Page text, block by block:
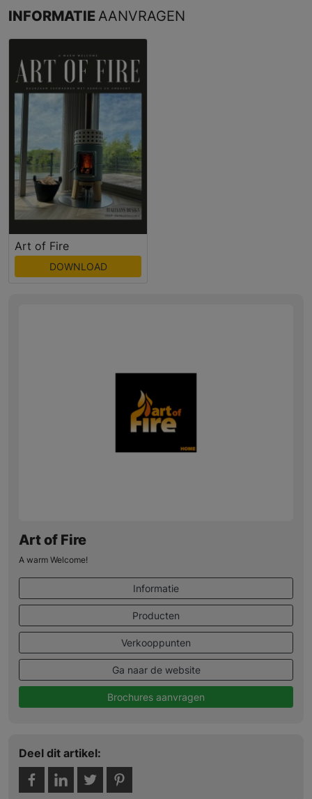
INFORMATIEAANVRAGEN
Art of Fire
DOWNLOAD
Art of Fire
A warm Welcome!
Informatie
Producten
Verkooppunten
Ga naar de website
Brochures aanvragen
Deel dit artikel: